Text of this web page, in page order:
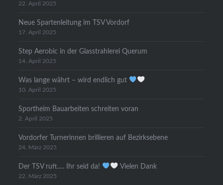
22. April 2025
Neue Spartenleitung im TSV Vordorf
17. April 2025
Step Aerobic in der Glasstrahlerei Querum
14. April 2025
Was lange währt – wird endlich gut
10. April 2025
Sportheim Bauarbeiten schreiten voran
2. April 2025
Vordorfer Turnerinnen brillieren auf Bezirksebene
24. März 2025
Der TSV ruft…. Ihr seid da! Vielen Dank
22. März 2025